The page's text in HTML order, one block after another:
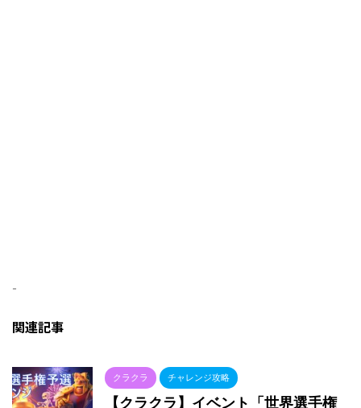
-
関連記事
クラクラ チャレンジ攻略
【クラクラ】イベント「世界選手権